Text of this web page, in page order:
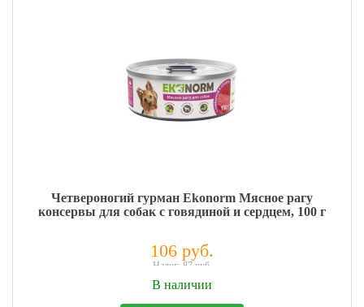
Четвероногий гурман Ekonorm Мясное рагу
консервы для собак с говядиной и сердцем, 100 г
106 руб.
Налог: 87 руб.
В наличии